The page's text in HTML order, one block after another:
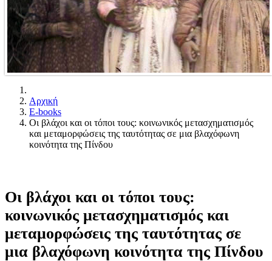
Αρχική
E-books
Οι βλάχοι και οι τόποι τους: κοινωνικός μετασχηματισμός
και μεταμορφώσεις της ταυτότητας σε μια βλαχόφωνη
κοινότητα της Πίνδου
Οι βλάχοι και οι τόποι τους:
κοινωνικός μετασχηματισμός και
μεταμορφώσεις της ταυτότητας σε
μια βλαχόφωνη κοινότητα της Πίνδου